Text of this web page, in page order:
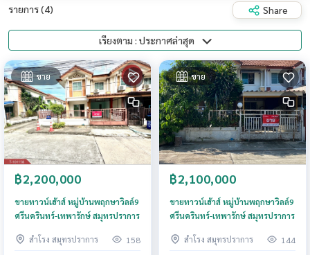
รายการ (4) Share
เรียงตาม : ประกาศล่าสุด
ขาย
฿2,200,000
ขายทาวน์เฮ้าส์ หมู่บ้านพฤกษาวิลล์9
ศรีนครินทร์-เทพารักษ์ สมุทรปราการ
สำโรง สมุทรปราการ 158
ขาย
฿2,100,000
ขายทาวน์เฮ้าส์ หมู่บ้านพฤกษาวิลล์9
ศรีนครินทร์-เทพารักษ์ สมุทรปราการ
สำโรง สมุทรปราการ 144